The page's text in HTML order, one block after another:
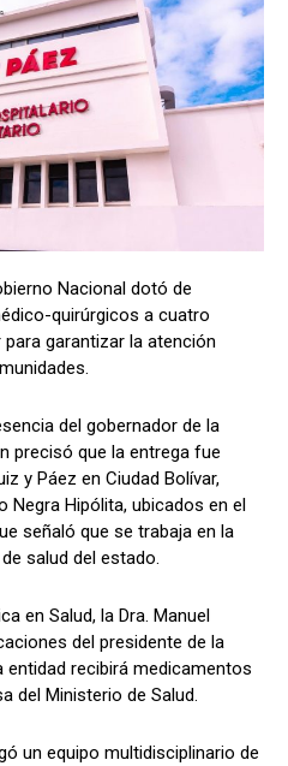
Nacional dotó de
quirúrgicos a cuatro
garantizar la atención
del gobernador de la
precisó que la entrega fue
y Páez en Ciudad Bolívar,
Negra Hipólita, ubicados en el
señaló que se trabaja en la
salud del estado.
en Salud, la Dra. Manuel
del presidente de la
entidad recibirá medicamentos
del Ministerio de Salud.
un equipo multidisciplinario de